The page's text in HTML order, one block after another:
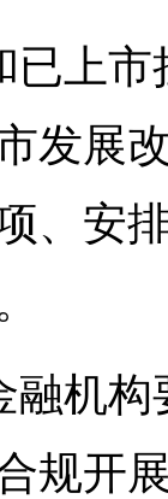
已上
发展
、安
融机
规开